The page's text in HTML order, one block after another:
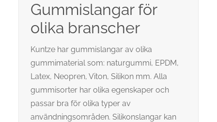
Gummislangar för
olika branscher
Kuntze har gummislangar av olika
gummimaterial som: naturgummi, EPDM,
Latex, Neopren, Viton, Silikon mm. Alla
gummisorter har olika egenskaper och
passar bra för olika typer av
användningsområden. Silikonslangar kan